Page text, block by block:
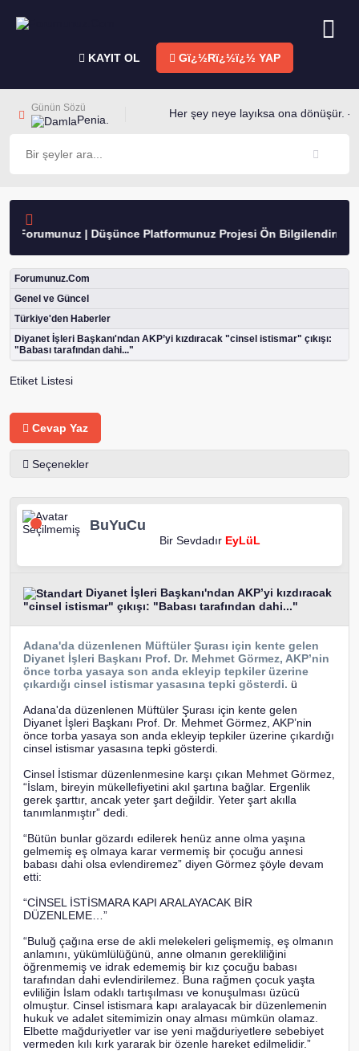
KAYIT OL Gï¿½Rï¿½ï¿½ YAP
Günün Sözü
Penia. Her şey neye layıksa ona dönüşür. -
Forumunuz | Düşünce Platformunuz Projesi Ön Bilgilendirme
Forumunuz.Com
Genel ve Güncel
Türkiye'den Haberler
Diyanet İşleri Başkanı'ndan AKP’yi kızdıracak "cinsel istismar" çıkışı:
"Babası tarafından dahi..."
Etiket Listesi
Cevap Yaz
Seçenekler
BuYuCu
Bir Sevdadır EyLüL
Diyanet İşleri Başkanı'ndan AKP’yi kızdıracak
"cinsel istismar" çıkışı: "Babası tarafından dahi..."
Adana'da düzenlenen Müftüler Şurası için kente gelen
Diyanet İşleri Başkanı Prof. Dr. Mehmet Görmez, AKP’nin
önce torba yasaya son anda ekleyip tepkiler üzerine
çıkardığı cinsel istismar yasasına tepki gösterdi. ü
Adana'da düzenlenen Müftüler Şurası için kente gelen
Diyanet İşleri Başkanı Prof. Dr. Mehmet Görmez, AKP’nin
önce torba yasaya son anda ekleyip tepkiler üzerine çıkardığı
cinsel istismar yasasına tepki gösterdi.
Cinsel İstismar düzenlenmesine karşı çıkan Mehmet Görmez,
“İslam, bireyin mükellefiyetini akıl şartına bağlar. Ergenlik
gerek şarttır, ancak yeter şart değildir. Yeter şart akılla
tanımlanmıştır” dedi.
“Bütün bunlar gözardı edilerek henüz anne olma yaşına
gelmemiş eş olmaya karar vermemiş bir çocuğu annesi
babası dahi olsa evlendiremez” diyen Görmez şöyle devam
etti:
“CİNSEL İSTİSMARA KAPI ARALAYACAK BİR
DÜZENLEME…”
“Buluğ çağına erse de akli melekeleri gelişmemiş, eş olmanın
anlamını, yükümlülüğünü, anne olmanın gerekliliğini
öğrenmemiş ve idrak edememiş bir kız çocuğu babası
tarafından dahi evlendirilemez. Buna rağmen çocuk yaşta
evliliğin İslam odaklı tartışılması ve konuşulması üzücü
olmuştur. Cinsel istismara kapı aralayacak bir düzenlemenin
hukuk ve adalet sitemimizin onay alması mümkün olamaz.
Elbette mağduriyetler var ise yeni mağduriyetlere sebebiyet
vermeden kılı kırk yararak bir özenle hareket edilmelidir.”